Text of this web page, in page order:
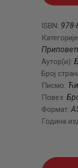
ISBN:
Аутор(и):
Број
Писмо:
Повез:
Формат:
Година